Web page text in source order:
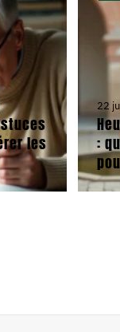
les
22
: